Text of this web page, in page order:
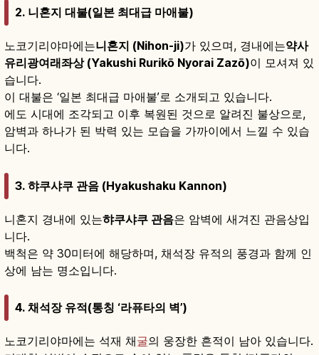
2. 니혼지 대불(일본 최대급 마애불)
노코기리야마에는니혼지 (Nihon-ji)가 있으며, 경내에는약사
유리광여래좌상 (Yakushi Rurikō Nyorai Zazō)이 모셔져 있
습니다.
이 대불은 ‘일본 최대급 마애불’로 소개되고 있습니다.
에도 시대에 조각되고 이후 복원된 것으로 알려진 불상으로,
암벽과 하나가 된 박력 있는 모습을 가까이에서 느낄 수 있습
니다.
3. 햐쿠샤쿠 관음 (Hyakushaku Kannon)
니혼지 경내에 있는햐쿠샤쿠 관음은 암벽에 새겨진 관음상입
니다.
백척은 약 30미터에 해당하며, 채석장 유적의 풍경과 함께 인
상에 남는 명소입니다.
4. 채석장 유적(통칭 ‘라퓨타의 벽’)
노코기리야마에는 석재 채굴의 웅장한 흔적이 남아 있습니다.